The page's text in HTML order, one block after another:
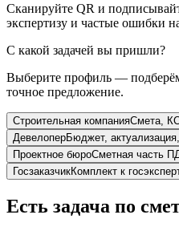
Сканируйте QR и
экспертизу и частые ошибки
С какой задачей вы пришли?
Выберите профиль —
точное предложение.
Строительная компанияСмета,
ДевелоперБюджет,
Проектное бюроСметная часть
ГосзаказчикКомплект к
Есть задача по